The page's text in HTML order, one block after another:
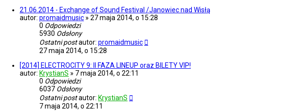
21.06.2014 - Exchange of Sound Festival /Janowiec nad Wisłą
autor: promaidmusic » 27 maja 2014, o 15:28
0 Odpowiedzi
5930 Odsłony
Ostatni postautor: promaidmusic
27 maja 2014, o 15:28
[2014] ELECTROCITY 9: II FAZA LINEUP oraz BILETY VIP!
autor: KrystianS » 7 maja 2014, o 22:11
0 Odpowiedzi
6037 Odsłony
Ostatni postautor: KrystianS
7 maja 2014, o 22:11